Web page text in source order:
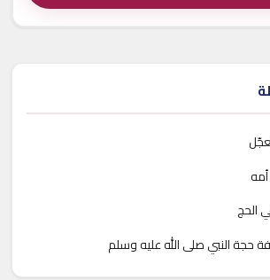
الحج
حجة النبي صلى الله عليه وسلم